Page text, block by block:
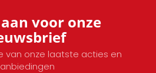
voor onze
van onze laatste acties en